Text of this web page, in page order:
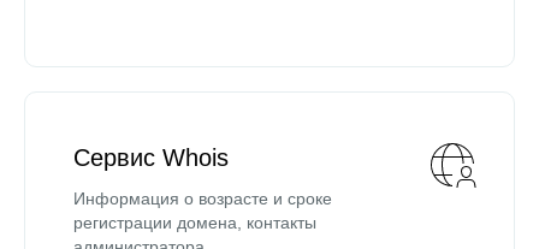
Сервис Whois
Информация о возрасте и сроке
регистрации домена, контакты